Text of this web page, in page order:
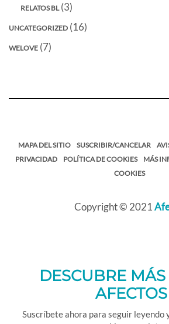
RELATOS BL(3)
UNCATEGORIZED (16)
WELOVE (7)
MAPA DEL SITIO SUSCRIBIR/CANCELAR
PRIVACIDAD
POLÍTICA DE COOKIES
MÁS
COOKIES
Copyright © 2021
DESCUBRE
AFECTOS
Suscríbete ahora para seguir leyendo